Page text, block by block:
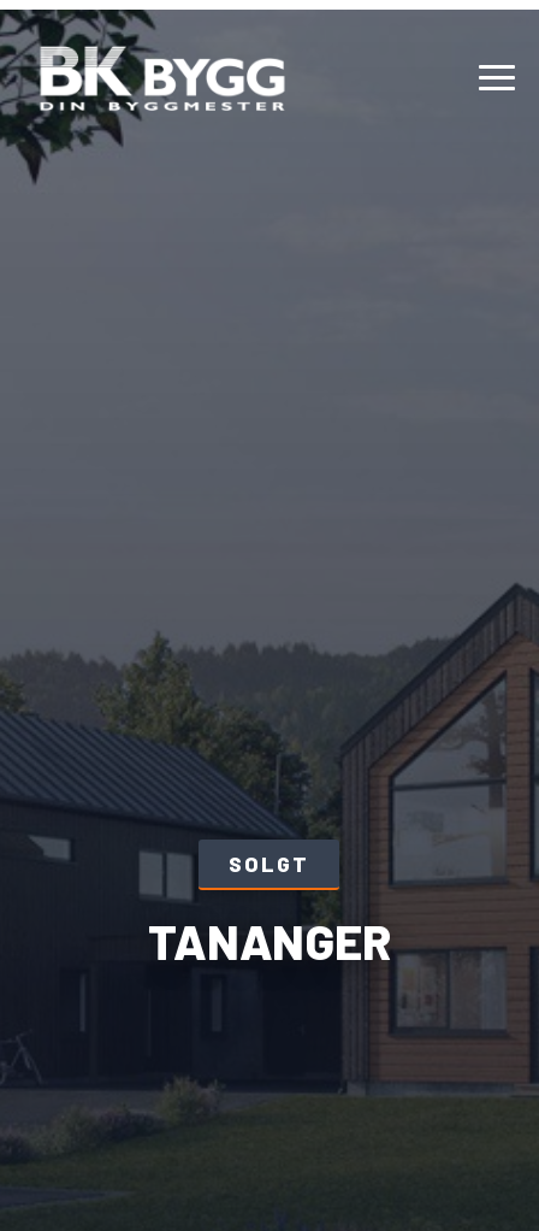
SOLGT
TANANGER